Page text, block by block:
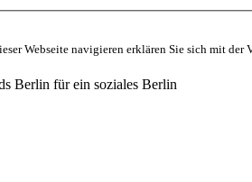
Webseite navigieren erklären Sie sich mit der
Berlin für ein soziales Berlin